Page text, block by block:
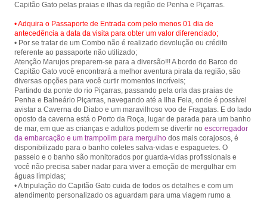
• Adquira o Passaporte de Entrada com pelo menos 01 dia de
antecedência a data da visita para obter um valor diferenciado;
• Por se tratar de um Combo não é realizado devolução ou crédito
referente ao passaporte não utilizado;
Atenção Marujos preparem-se para a diversão!!! A bordo do Barco do
Capitão Gato você encontrará a melhor aventura pirata da região, são
diversas opções para você curtir momentos incríveis;
Partindo da ponte do rio Piçarras, passando pela orla das praias de
Penha e Balneário Piçarras, navegando até a Ilha Feia, onde é possível
avistar a Caverna do Diabo e um maravilhoso voo de Fragatas. E do lado
oposto da caverna está o Porto da Roça, lugar de parada para um banho
de mar, em que as crianças e adultos podem se divertir no escorregador
da embarcação e um trampolim para mergulho dos mais corajosos, é
disponibilizado para o banho coletes salva-vidas e espaguetes. O
passeio e o banho são monitorados por guarda-vidas profissionais e
você não precisa saber nadar para viver a emoção de mergulhar em
águas límpidas;
• A tripulação do Capitão Gato cuida de todos os detalhes e com um
atendimento personalizado os aguardam para uma viagem rumo a